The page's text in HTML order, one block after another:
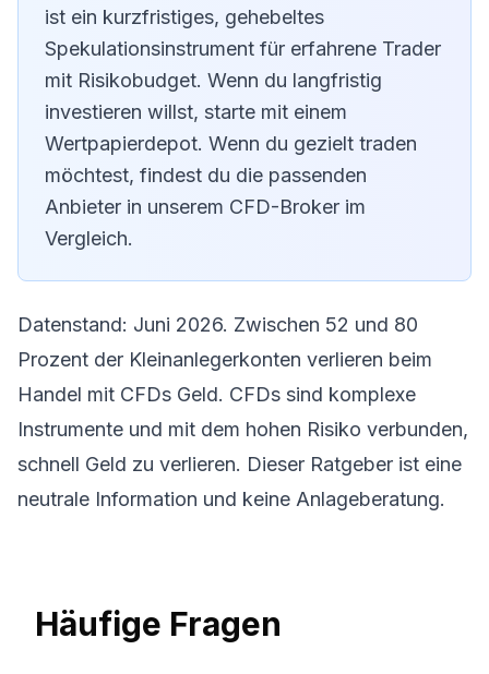
ist ein kurzfristiges, gehebeltes
Spekulationsinstrument für erfahrene Trader
mit Risikobudget. Wenn du langfristig
investieren willst, starte mit einem
Wertpapierdepot. Wenn du gezielt traden
möchtest, findest du die passenden
Anbieter in unserem CFD-Broker im
Vergleich.
Datenstand: Juni 2026. Zwischen 52 und 80
Prozent der Kleinanlegerkonten verlieren beim
Handel mit CFDs Geld. CFDs sind komplexe
Instrumente und mit dem hohen Risiko verbunden,
schnell Geld zu verlieren. Dieser Ratgeber ist eine
neutrale Information und keine Anlageberatung.
Häufige Fragen